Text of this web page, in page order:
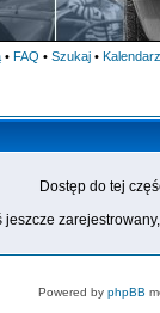
• FAQ • Szukaj • Kalendarz
Dostęp do tej
jeszcze
Powered by phpBB